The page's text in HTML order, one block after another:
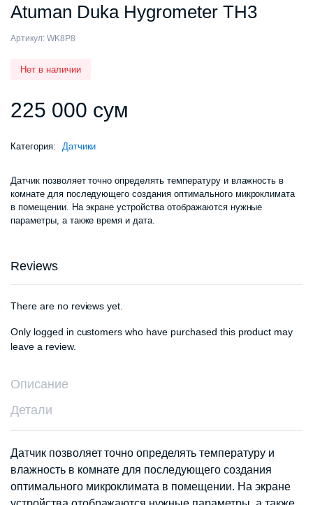
Atuman Duka Hygrometer TH3
Артикул: WK8P8
Нет в наличии
225 000 сум
Категория: Датчики
Датчик позволяет точно определять температуру и влажность в
комнате для последующего создания оптимального микроклимата
в помещении. На экране устройства отображаются нужные
параметры, а также время и дата.
Reviews
There are no reviews yet.
Only logged in customers who have purchased this product may
leave a review.
Описание
Детали
Датчик позволяет точно определять температуру и
влажность в комнате для последующего создания
оптимального микроклимата в помещении. На экране